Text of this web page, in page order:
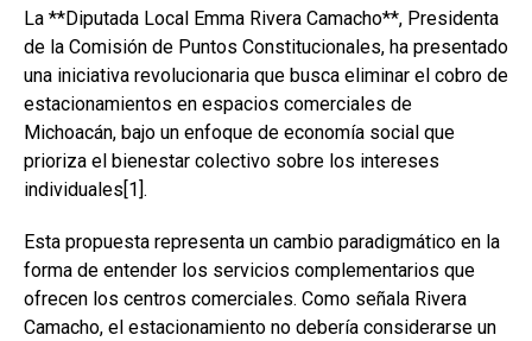
La **Diputada Local Emma Rivera Camacho**, Presidenta
de la Comisión de Puntos Constitucionales, ha presentado
una iniciativa revolucionaria que busca eliminar el cobro de
estacionamientos en espacios comerciales de
Michoacán, bajo un enfoque de economía social que
prioriza el bienestar colectivo sobre los intereses
individuales[1].
Esta propuesta representa un cambio paradigmático en la
forma de entender los servicios complementarios que
ofrecen los centros comerciales. Como señala Rivera
Camacho, el estacionamiento no debería considerarse un